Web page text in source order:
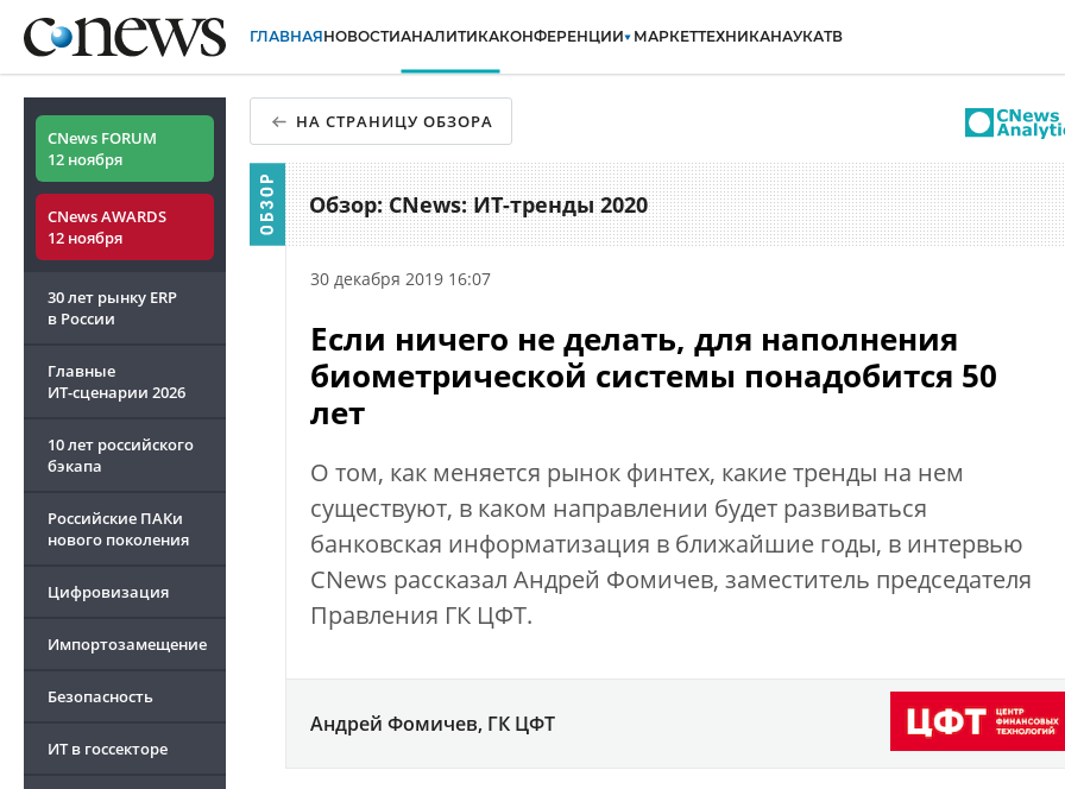
ГЛАВНАЯНОВОСТИАНАЛИТИКАКОНФЕРЕНЦИИ МАРКЕТТЕХНИКАНАУКАТВ
CNews FORUM
12 ноября
CNews AWARDS
12 ноября
30 лет рынку ERP
в России
Главные
ИТ-сценарии 2026
10 лет российского
бэкапа
Российские ПАКи
нового поколения
Цифровизация
Импортозамещение
Безопасность
ИТ в госсекторе
НА СТРАНИЦУ ОБЗОРА
Обзор: CNews: ИТ-тренды 2020
30 декабря 2019 16:07
Если ничего не делать, для наполнения
биометрической системы понадобится 50
лет
О том, как меняется рынок финтех, какие тренды на нем
существуют, в каком направлении будет развиваться
банковская информатизация в ближайшие годы, в интервью
CNews рассказал Андрей Фомичев, заместитель председателя
Правления ГК ЦФТ.
Андрей Фомичев, ГК ЦФТ